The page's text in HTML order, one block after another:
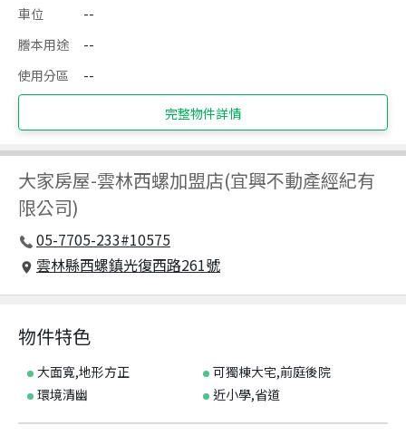
車位
--
謄本用途
--
使用分區
--
完整物件詳情
大家房屋-雲林西螺加盟店(宜興不動產經紀有
限公司)
05-7705-233#10575
雲林縣西螺鎮光復西路261號
物件特色
大面寬,地形方正
可獨棟大宅,前庭後院
環境清幽
近小學,省道